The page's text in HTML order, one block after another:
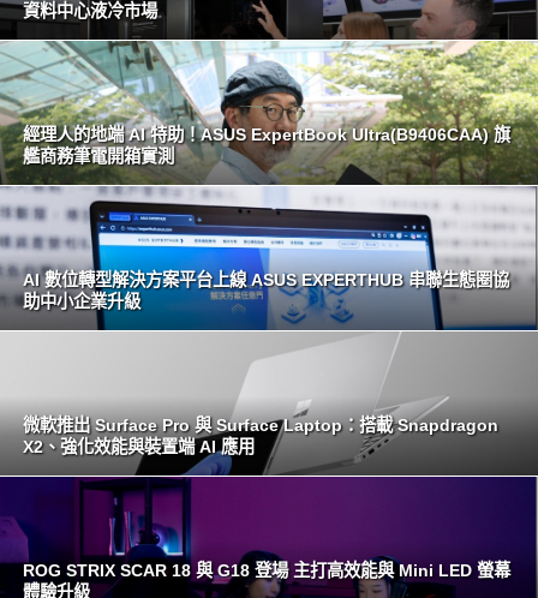
資料中心液冷市場
經理人的地端 AI 特助！ASUS ExpertBook Ultra(B9406CAA) 旗
艦商務筆電開箱實測
AI 數位轉型解決方案平台上線 ASUS EXPERTHUB 串聯生態圈協
助中小企業升級
微軟推出 Surface Pro 與 Surface Laptop：搭載 Snapdragon
X2、強化效能與裝置端 AI 應用
ROG STRIX SCAR 18 與 G18 登場 主打高效能與 Mini LED 螢幕
體驗升級